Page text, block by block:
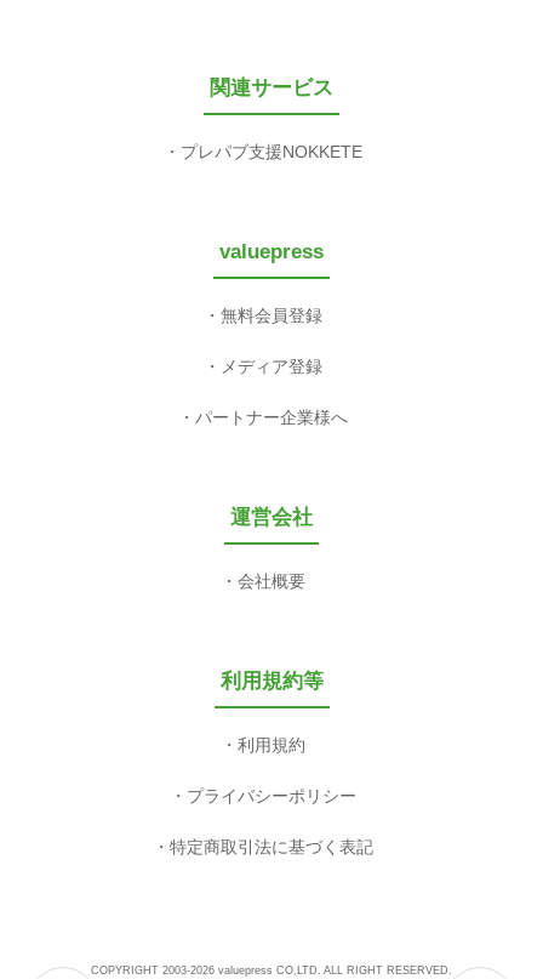
関連サービス
プレパブ支援NOKKETE
valuepress
無料会員登録
メディア登録
パートナー企業様へ
運営会社
会社概要
利用規約等
利用規約
プライバシーポリシー
特定商取引法に基づく表記
COPYRIGHT 2003-2026 valuepress CO,LTD. ALL RIGHT RESERVED.